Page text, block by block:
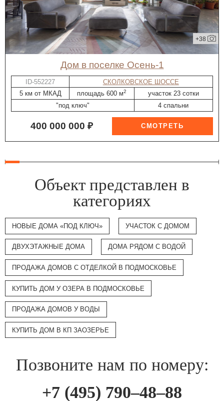
+38
дом в поселке Осень-1
ID-552227
СКОЛКОВСКОЕ ШОССЕ
5 км от МКАД
площадь 600 м2
участок 23 сотки
"под ключ"
4 спальни
400 000 000 ₽
Объект представлен в
категориях
НОВЫЕ ДОМА «ПОД КЛЮЧ» УЧАСТОК С ДОМОМ
ДВУХЭТАЖНЫЕ ДОМА ДОМА РЯДОМ С ВОДОЙ
ПРОДАЖА ДОМОВ С ОТДЕЛКОЙ В ПОДМОСКОВЬЕ
КУПИТЬ ДОМ У ОЗЕРА В ПОДМОСКОВЬЕ
ПРОДАЖА ДОМОВ У ВОДЫ
КУПИТЬ ДОМ В КП ЗАОЗЕРЬЕ
Позвоните нам по номеру:
+7 (495) 790–48–88